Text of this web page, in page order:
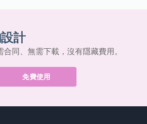
計
同、無需下載，沒有隱藏費用。
免費使用